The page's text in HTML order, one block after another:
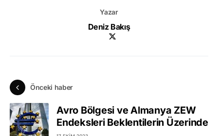
Yazar
Deniz Bakış
Önceki haber
Avro Bölgesi ve Almanya ZEW
Endeksleri Beklentilerin Üzerinde